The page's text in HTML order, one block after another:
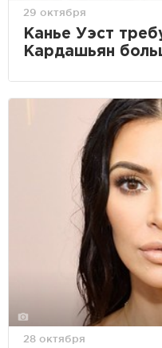
29 октября
Канье Уэст
Кардашьян
28 октября